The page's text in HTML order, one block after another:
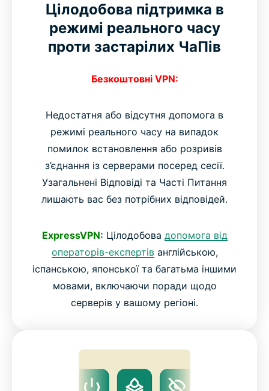
Цілодобова підтримка в
режимі реального часу
проти застарілих ЧаПів
Безкоштовні VPN:
Недостатня або відсутня допомога в
режимі реального часу на випадок
помилок встановлення або розривів
з’єднання із серверами посеред сесії.
Узагальнені Відповіді та Часті Питання
лишають вас без потрібних відповідей.
ExpressVPN: Цілодобова допомога від
операторів-експертіванглійською,
іспанською, японської та багатьма іншими
мовами, включаючи поради щодо
серверів у вашому регіоні.